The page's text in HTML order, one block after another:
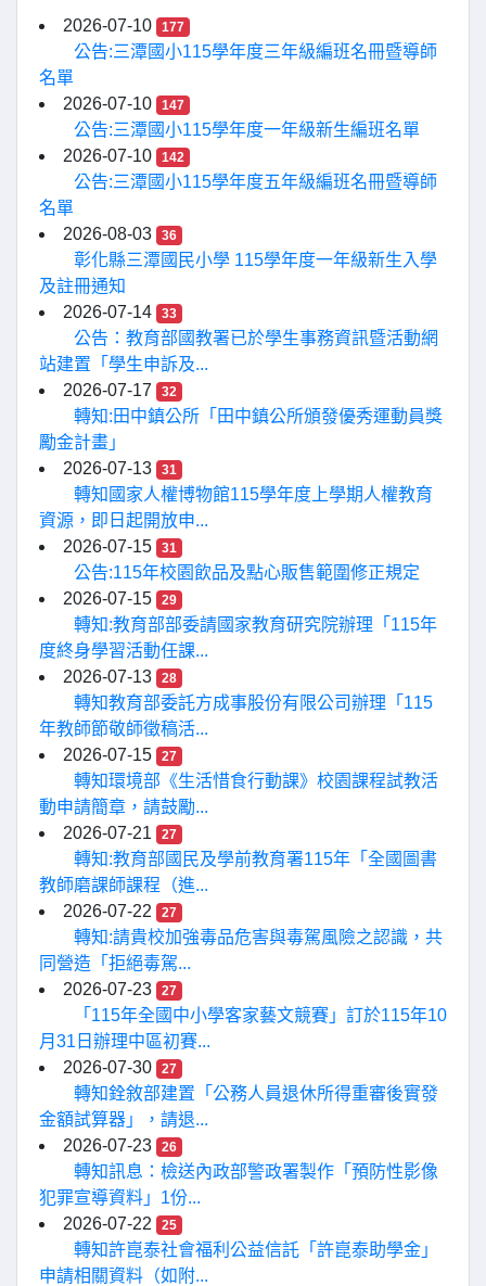
2026-07-10 177
公告:三潭國小115學年度三年級編班名冊暨導師
名單
2026-07-10
147
公告:三潭國小115學年度一年級新生編班名單
2026-07-10
142
公告:三潭國小115學年度五年級編班名冊暨導師
名單
2026-08-03
36
彰化縣三潭國民小學 115學年度一年級新生入學
及註冊通知
2026-07-14
33
公告：教育部國教署已於學生事務資訊暨活動網
站建置「學生申訴及...
2026-07-17
32
轉知:田中鎮公所「田中鎮公所頒發優秀運動員獎
勵金計畫」
2026-07-13
31
轉知國家人權博物館115學年度上學期人權教育
資源，即日起開放申...
2026-07-15
31
公告:115年校園飲品及點心販售範圍修正規定
2026-07-15
29
轉知:教育部部委請國家教育研究院辦理「115年
度終身學習活動任課...
2026-07-13
28
轉知教育部委託方成事股份有限公司辦理「115
年教師節敬師徵稿活...
2026-07-15
27
轉知環境部《生活惜食行動課》校園課程試教活
動申請簡章，請鼓勵...
2026-07-21
27
轉知:教育部國民及學前教育署115年「全國圖書
教師磨課師課程（進...
2026-07-22
27
轉知:請貴校加強毒品危害與毒駕風險之認識，共
同營造「拒絕毒駕...
2026-07-23
27
「115年全國中小學客家藝文競賽」訂於115年10
月31日辦理中區初賽...
2026-07-30
27
轉知銓敘部建置「公務人員退休所得重審後實發
金額試算器」，請退...
2026-07-23
26
轉知訊息：檢送內政部警政署製作「預防性影像
犯罪宣導資料」1份...
2026-07-22
25
轉知許崑泰社會福利公益信託「許崑泰助學金」
申請相關資料（如附...